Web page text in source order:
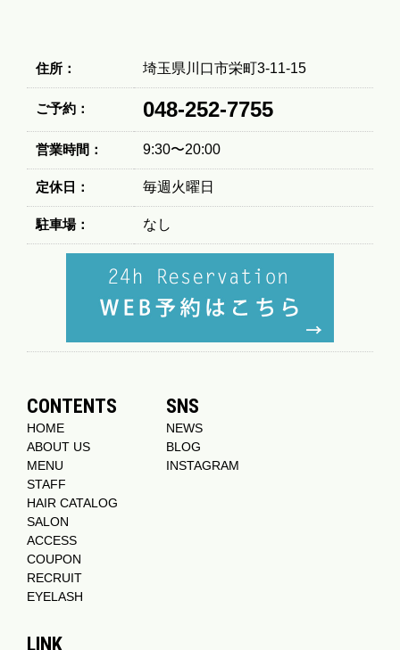
住所： 埼玉県川口市栄町3-11-15
ご予約： 048-252-7755
営業時間： 9:30〜20:00
定休日： 毎週火曜日
駐車場： なし
CONTENTS
HOME
ABOUT US
MENU
STAFF
HAIR CATALOG
SALON
ACCESS
COUPON
RECRUIT
EYELASH
SNS
NEWS
BLOG
INSTAGRAM
LINK